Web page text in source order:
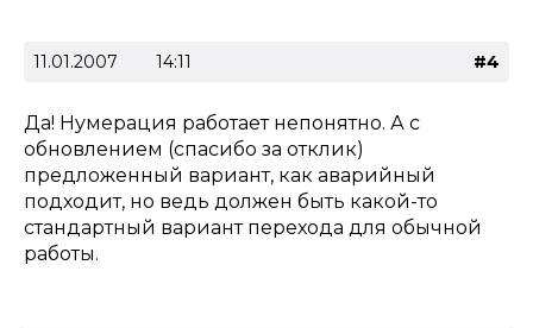
11.01.2007 14:11 #4
Да! Нумерация работает непонятно. А с
обновлением (спасибо за отклик)
предложенный вариант, как аварийный
подходит, но ведь должен быть какой-то
стандартный вариант перехода для обычной
работы.